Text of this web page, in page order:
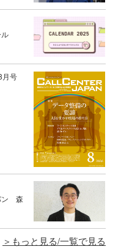
月号
ン 森
もっと見る/一覧で見る